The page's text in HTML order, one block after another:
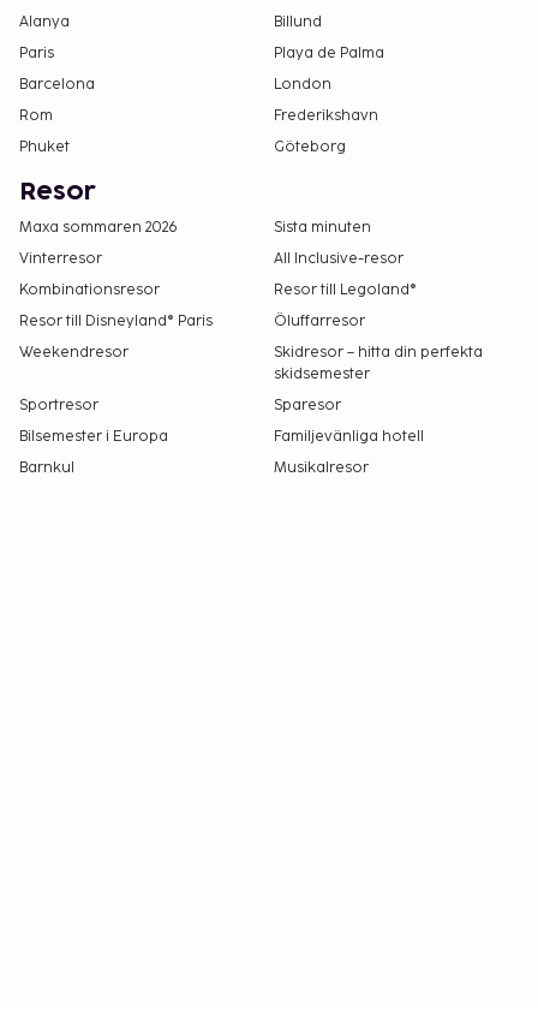
Alanya
Billund
Paris
Playa de Palma
Barcelona
London
Rom
Frederikshavn
Phuket
Göteborg
Resor
Maxa sommaren 2026
Sista minuten
Vinterresor
All Inclusive-resor
Kombinationsresor
Resor till Legoland®
Resor till Disneyland® Paris
Öluffarresor
Weekendresor
Skidresor – hitta din perfekta
skidsemester
Sportresor
Sparesor
Bilsemester i Europa
Familjevänliga hotell
Barnkul
Musikalresor